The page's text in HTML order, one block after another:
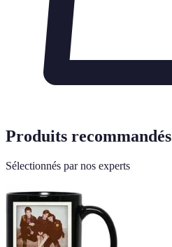
Produits recommandés
Sélectionnés par nos experts